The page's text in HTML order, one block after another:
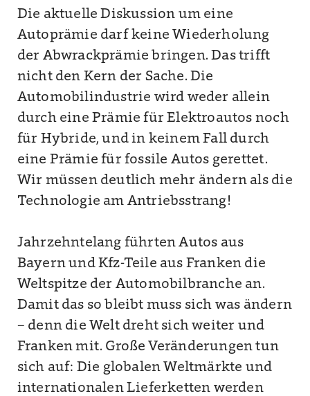
Die aktuelle Diskussion um eine
Autoprämie darf keine Wiederholung
der Abwrackprämie bringen. Das trifft
nicht den Kern der Sache. Die
Automobilindustrie wird weder allein
durch eine Prämie für Elektroautos noch
für Hybride, und in keinem Fall durch
eine Prämie für fossile Autos gerettet.
Wir müssen deutlich mehr ändern als die
Technologie am Antriebsstrang!
Jahrzehntelang führten Autos aus
Bayern und Kfz-Teile aus Franken die
Weltspitze der Automobilbranche an.
Damit das so bleibt muss sich was ändern
– denn die Welt dreht sich weiter und
Franken mit. Große Veränderungen tun
sich auf: Die globalen Weltmärkte und
internationalen Lieferketten werden